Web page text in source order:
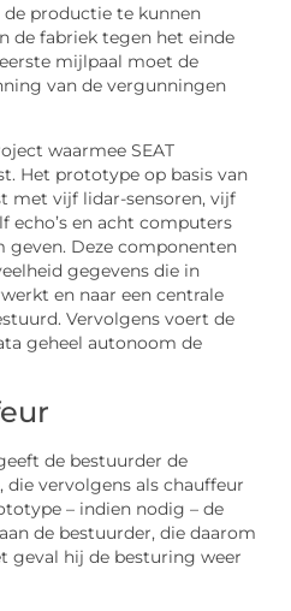
de productie te kunnen
de fabriek tegen het einde
mijlpaal moet de
van de vergunningen
waarmee SEAT
Het prototype op basis van
met vijf lidar-sensoren, vijf
echo’s en acht computers
geven. Deze componenten
gegevens die in
en naar een centrale
Vervolgens voert de
geheel autonoom de
de bestuurder de
vervolgens als chauffeur
– indien nodig – de
de bestuurder, die daarom
geval hij de besturing weer